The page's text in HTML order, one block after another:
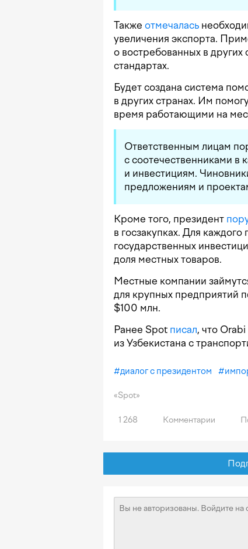
Также отмечалась
увеличения экспорта.
о востребованных в других
стандартах.
Будет создана система
в других странах. Им
время работающими на
Ответственным лицам
с соотечественниками в
и инвестициям.
предложениям и
Кроме того, президент
в госзакупках. Для
государственных
доля местных товаров.
Местные компании
для крупных предприятий
$100 млн.
Ранее Spot писал, что
из Узбекистана с
#диалог с президентом #
«Spot»
1 268 Комментарии